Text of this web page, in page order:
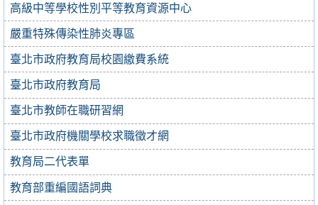
高級中等學校性別平等教育資源中心
嚴重特殊傳染性肺炎專區
臺北市政府教育局校園繳費系統
臺北市政府教育局
臺北市教師在職研習網
臺北市政府機關學校求職徵才網
教育局二代表單
教育部重編國語詞典